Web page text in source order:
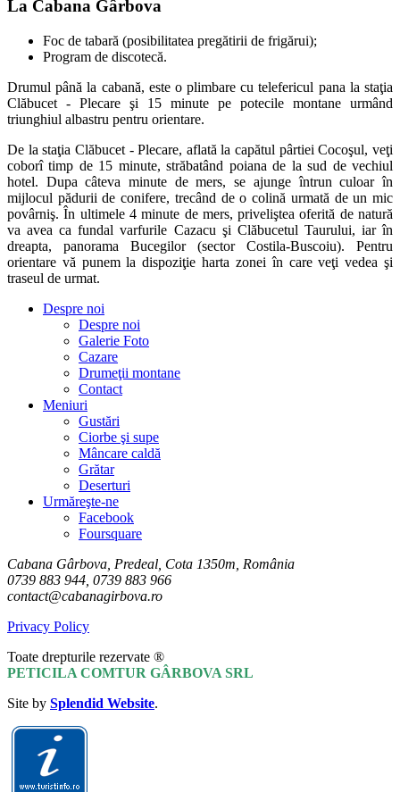
La Cabana Gârbova
Foc de tabară (posibilitatea pregătirii de frigărui);
Program de discotecă.
Drumul până la cabană, este o plimbare cu telefericul pana la staţia
Clăbucet - Plecare şi 15 minute pe potecile montane urmând
triunghiul albastru pentru orientare.
De la staţia Clăbucet - Plecare, aflată la capătul pârtiei Cocoşul, veţi
coborî timp de 15 minute, străbatând poiana de la sud de vechiul
hotel. Dupa câteva minute de mers, se ajunge întrun culoar în
mijlocul pădurii de conifere, trecând de o colină urmată de un mic
povârniş. În ultimele 4 minute de mers, priveliştea oferită de natură
va avea ca fundal varfurile Cazacu şi Clăbucetul Taurului, iar în
dreapta, panorama Bucegilor (sector Costila-Buscoiu). Pentru
orientare vă punem la dispoziţie harta zonei în care veţi vedea şi
traseul de urmat.
Despre noi
Despre noi
Galerie Foto
Cazare
Drumeţii montane
Contact
Meniuri
Gustări
Ciorbe şi supe
Mâncare caldă
Grătar
Deserturi
Urmăreşte-ne
Facebook
Foursquare
Cabana Gârbova, Predeal, Cota 1350m, România
0739 883 944, 0739 883 966
contact@cabanagirbova.ro
Privacy Policy
Toate drepturile rezervate ®
PETICILA COMTUR GÂRBOVA SRL
Site by Splendid Website.